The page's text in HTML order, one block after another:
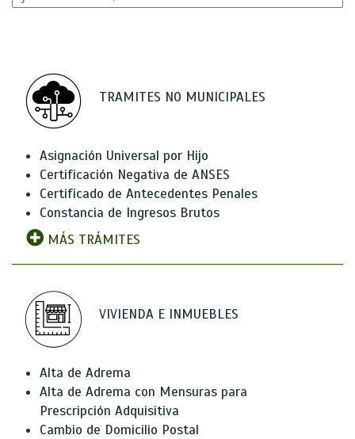
TRAMITES NO MUNICIPALES
Asignación Universal por Hijo
Certificación Negativa de ANSES
Certificado de Antecedentes Penales
Constancia de Ingresos Brutos
MÁS TRÁMITES
VIVIENDA E INMUEBLES
Alta de Adrema
Alta de Adrema con Mensuras para
Prescripción Adquisitiva
Cambio de Domicilio Postal